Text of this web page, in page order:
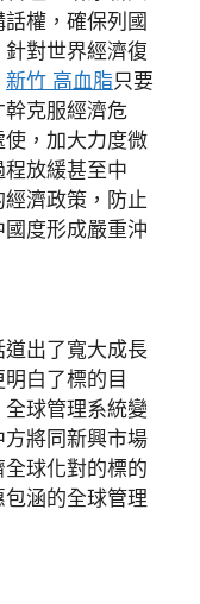
權，確保列國
對世界經濟復
新竹 高血脂只要
克服經濟危
，加大力度微
放緩甚至中
濟政策，防止
度形成嚴重沖
出了寬大成長
白了標的目
球管理系統變
將同新興市場
球化對的標的
涵的全球管理